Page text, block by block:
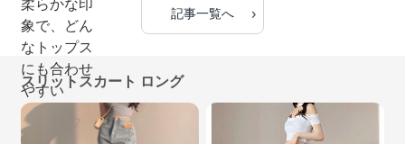
記事一覧へ ›
スリットスカート ロング